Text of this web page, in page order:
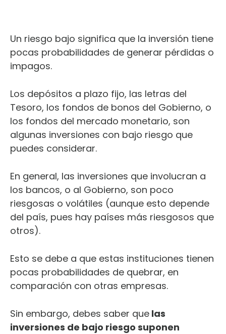
Un riesgo bajo significa que la inversión tiene
pocas probabilidades de generar pérdidas o
impagos.
Los depósitos a plazo fijo, las letras del
Tesoro, los fondos de bonos del Gobierno, o
los fondos del mercado monetario, son
algunas inversiones con bajo riesgo que
puedes considerar.
En general, las inversiones que involucran a
los bancos, o al Gobierno, son poco
riesgosas o volátiles (aunque esto depende
del país, pues hay países más riesgosos que
otros).
Esto se debe a que estas instituciones tienen
pocas probabilidades de quebrar, en
comparación con otras empresas.
Sin embargo, debes saber que las
inversiones de bajo riesgo suponen